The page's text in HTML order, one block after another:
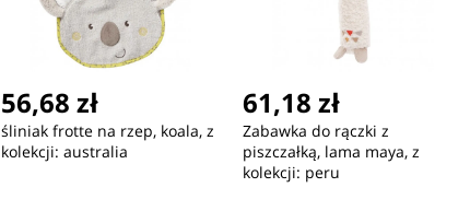
56,68 zł
śliniak frotte na rzep, koala, z
kolekcji: australia
61,18 zł
Zabawka do rączki z
piszczałką, lama maya, z
kolekcji: peru